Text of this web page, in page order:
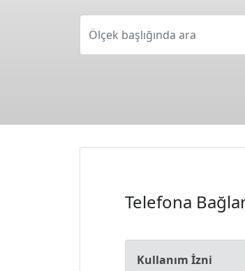
Ölçek başlığında ara
Telefona
Kullanım İzni